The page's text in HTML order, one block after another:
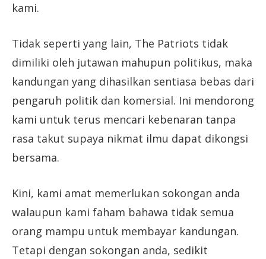
kami.
Tidak seperti yang lain, The Patriots tidak
dimiliki oleh jutawan mahupun politikus, maka
kandungan yang dihasilkan sentiasa bebas dari
pengaruh politik dan komersial. Ini mendorong
kami untuk terus mencari kebenaran tanpa
rasa takut supaya nikmat ilmu dapat dikongsi
bersama.
Kini, kami amat memerlukan sokongan anda
walaupun kami faham bahawa tidak semua
orang mampu untuk membayar kandungan.
Tetapi dengan sokongan anda, sedikit